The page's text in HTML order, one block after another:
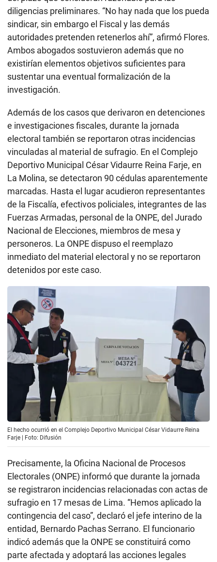
diligencias preliminares. “No hay nada que los pueda
sindicar, sin embargo el Fiscal y las demás
autoridades pretenden retenerlos ahí”, afirmó Flores.
Ambos abogados sostuvieron además que no
existirían elementos objetivos suficientes para
sustentar una eventual formalización de la
investigación.
Además de los casos que derivaron en detenciones
e investigaciones fiscales, durante la jornada
electoral también se reportaron otras incidencias
vinculadas al material de sufragio. En el Complejo
Deportivo Municipal César Vidaurre Reina Farje, en
La Molina, se detectaron 90 cédulas aparentemente
marcadas. Hasta el lugar acudieron representantes
de la Fiscalía, efectivos policiales, integrantes de las
Fuerzas Armadas, personal de la ONPE, del Jurado
Nacional de Elecciones, miembros de mesa y
personeros. La ONPE dispuso el reemplazo
inmediato del material electoral y no se reportaron
detenidos por este caso.
El hecho ocurrió en el Complejo Deportivo Municipal César Vidaurre Reina
Farje | Foto: Difusión
Precisamente, la Oficina Nacional de Procesos
Electorales (ONPE) informó que durante la jornada
se registraron incidencias relacionadas con actas de
sufragio en 17 mesas de Lima. “Hemos aplicado la
contingencia del caso”, declaró el jefe interino de la
entidad, Bernardo Pachas Serrano. El funcionario
indicó además que la ONPE se constituirá como
parte afectada y adoptará las acciones legales